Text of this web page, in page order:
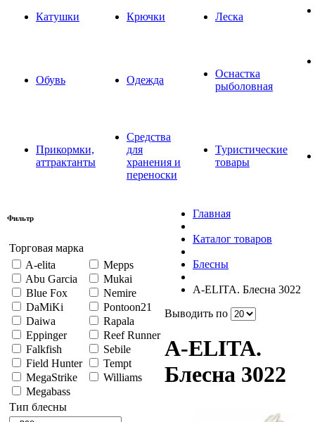
Катушки Крючки Леска
Обувь Одежда
Оснастка
рыболовная
Прикормки,
аттрактанты
Средства
для
хранения и
переноски
Туристические
товары
Фильтр
Торговая марка
A-elita
Abu Garcia
Blue Fox
DaMiKi
Daiwa
Eppinger
Falkfish
Field Hunter
MegaStrike
Megabass
Mepps
Mukai
Nemire
Pontoon21
Rapala
Reef Runner
Sebile
Tempt
Williams
Тип блесны
Главная
Каталог товаров
Блесны
A-ELITA. Блесна 3022
Выводить по
A-ELITA.
Блесна 3022